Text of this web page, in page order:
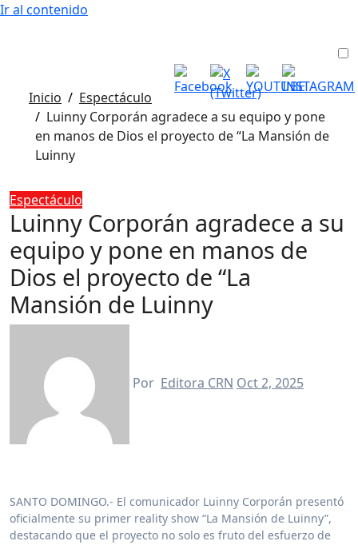
Ir al contenido
Inicio
Espectáculo
Luinny Corporán agradece a su equipo y pone
en manos de Dios el proyecto de “La Mansión de
Luinny
Espectáculo
Luinny Corporán agradece a su
equipo y pone en manos de
Dios el proyecto de “La
Mansión de Luinny
Por Editora CRN Oct 2, 2025
SANTO DOMINGO.- El comunicador Luinny Corporán presentó
oficialmente su primer reality show “La Mansión de Luinny”,
destacando que el proyecto no solo es fruto del esfuerzo de